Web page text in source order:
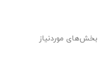
بخش‌های موردنیاز